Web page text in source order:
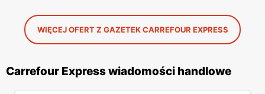
WIĘCEJ OFERT Z GAZETEK CARREFOUR EXPRESS
Carrefour Express wiadomości handlowe